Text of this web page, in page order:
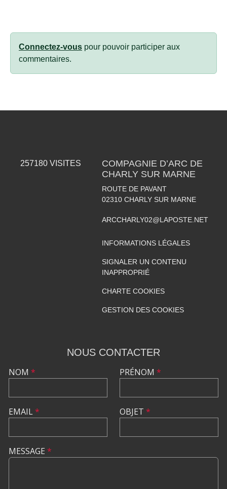
Connectez-vous pour pouvoir participer aux
commentaires.
257180 VISITES
COMPAGNIE D’ARC DE
CHARLY SUR MARNE
ROUTE DE PAVANT
02310 CHARLY SUR MARNE
ARCCHARLY02@LAPOSTE.NET
INFORMATIONS LÉGALES
SIGNALER UN CONTENU
INAPPROPRIÉ
CHARTE COOKIES
GESTION DES COOKIES
NOUS CONTACTER
NOM *
EMAIL*
PRÉNOM *
OBJET *
MESSAGE *